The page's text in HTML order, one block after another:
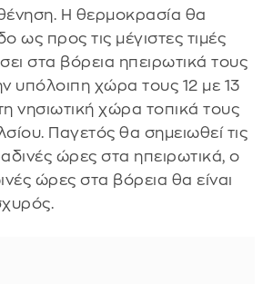
Η θερμοκρασία θα
ως προς τις μέγιστες τιμές
στα βόρεια ηπειρωτικά τους
υπόλοιπη χώρα τους 12 με 13
νησιωτική χώρα τοπικά τους
Παγετός θα σημειωθεί τις
ώρες στα ηπειρωτικά, ο
ώρες στα βόρεια θα είναι